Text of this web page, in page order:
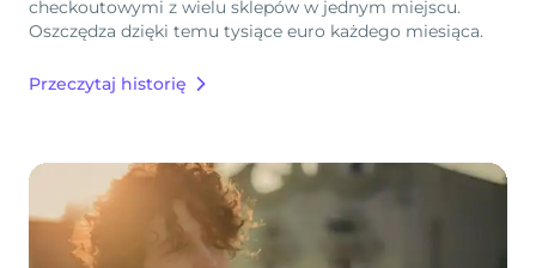
checkoutowymi z wielu sklepów w jednym miejscu.
Oszczędza dzięki temu tysiące euro każdego miesiąca.
Przeczytaj historię